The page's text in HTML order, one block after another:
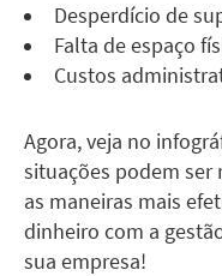
Desperdício de
Falta de espaço
Custos
Agora, veja no
situações podem ser
as maneiras mais
dinheiro com a
sua empresa!